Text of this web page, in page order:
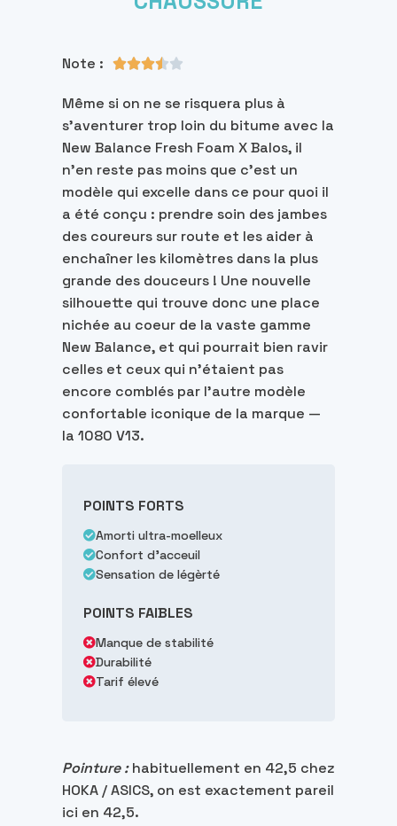
Note : 
Même si on ne se risquera plus à
s'aventurer trop loin du bitume avec la
New Balance Fresh Foam X Balos, il
n'en reste pas moins que c'est un
modèle qui excelle dans ce pour quoi il
a été conçu : prendre soin des jambes
des coureurs sur route et les aider à
enchaîner les kilomètres dans la plus
grande des douceurs ! Une nouvelle
silhouette qui trouve donc une place
nichée au coeur de la vaste gamme
New Balance, et qui pourrait bien ravir
celles et ceux qui n'étaient pas
encore comblés par l'autre modèle
confortable iconique de la marque —
la 1080 V13.
POINTS FORTS
Amorti ultra-moelleux
Confort d'acceuil
Sensation de légèrté
POINTS FAIBLES
Manque de stabilité
Durabilité
Tarif élevé
Pointure :habituellement en 42,5 chez
HOKA / ASICS, on est exactement pareil
ici en 42,5.